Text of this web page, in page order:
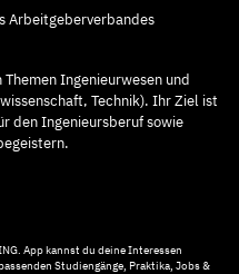
Arbeitgeberverbandes
Ingenieurwesen und
Technik). Ihr Ziel ist
den Ingenieursberuf sowie
App kannst du deine Interessen
Studiengänge, Praktika, Jobs &